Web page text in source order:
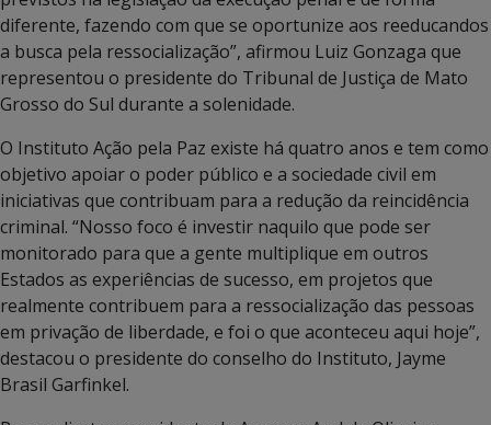
diferente, fazendo com que se oportunize aos reeducandos
a busca pela ressocialização”, afirmou Luiz Gonzaga que
representou o presidente do Tribunal de Justiça de Mato
Grosso do Sul durante a solenidade.
O Instituto Ação pela Paz existe há quatro anos e tem como
objetivo apoiar o poder público e a sociedade civil em
iniciativas que contribuam para a redução da reincidência
criminal. “Nosso foco é investir naquilo que pode ser
monitorado para que a gente multiplique em outros
Estados as experiências de sucesso, em projetos que
realmente contribuem para a ressocialização das pessoas
em privação de liberdade, e foi o que aconteceu aqui hoje”,
destacou o presidente do conselho do Instituto, Jayme
Brasil Garfinkel.